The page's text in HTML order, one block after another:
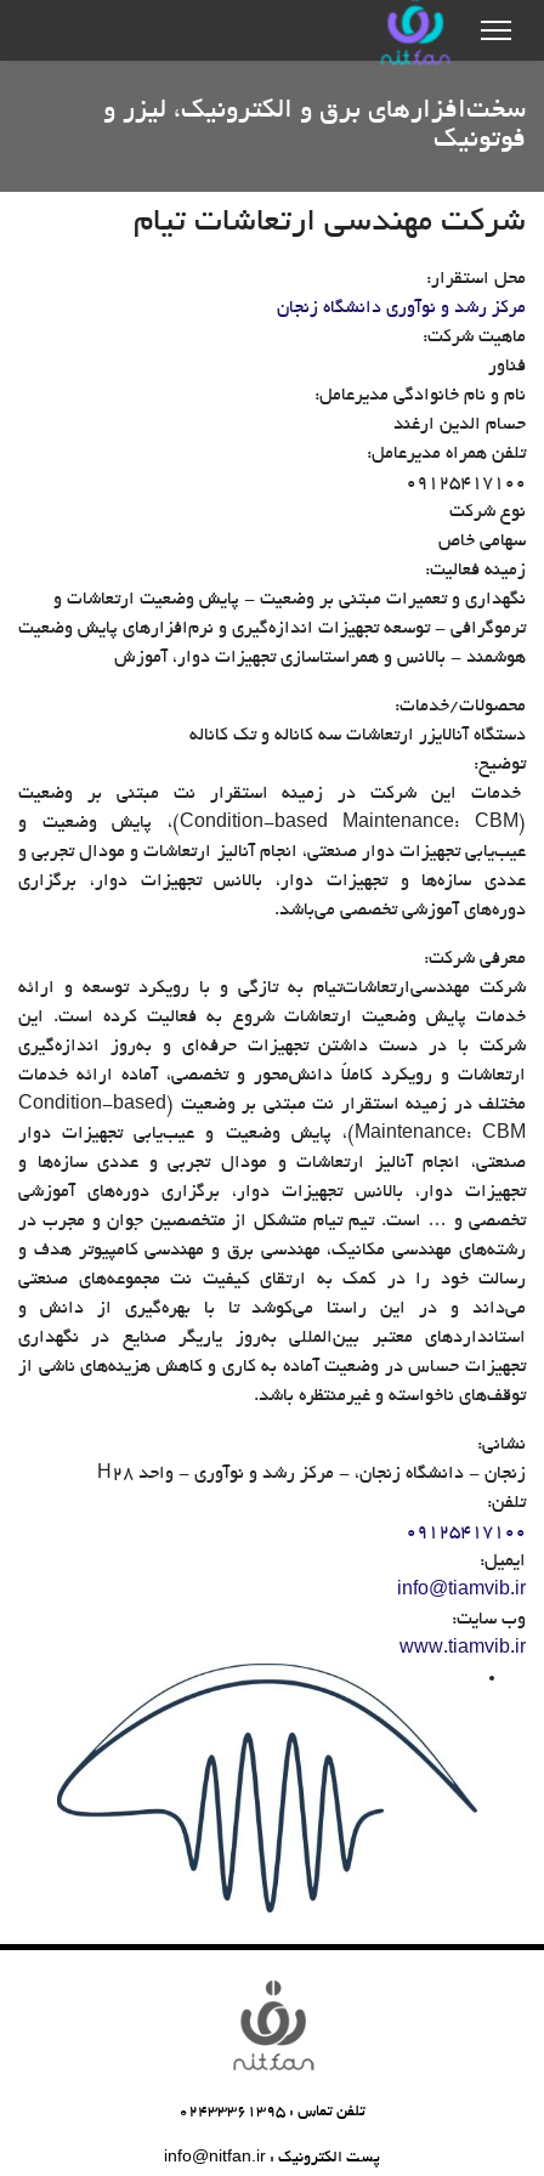
سخت‌افزارهای برق و الکترونیک، لیزر و
فوتونیک
شرکت مهندسی ارتعاشات تیام
محل استقرار:
مرکز رشد و نوآوری دانشگاه زنجان
ماهیت شرکت:
فناور
نام و نام خانوادگی مدیرعامل:
حسام الدین ارغند
تلفن همراه مدیرعامل:
۰۹۱۲۵۴۱۷۱۰۰
نوع شرکت
سهامی خاص
زمینه فعالیت:
نگهداری و تعمیرات مبتنی بر وضعیت - پایش وضعیت ارتعاشات و
ترموگرافی - توسعه تجهیزات اندازه‌گیری و نرم‌افزارهای پایش وضعیت
هوشمند - بالانس و همراستاسازی تجهیزات دوار، آموزش
محصولات/خدمات:
دستگاه آنالایزر ارتعاشات سه کاناله و تک کاناله
توضیح:
خدمات این شرکت در زمینه استقرار نت مبتنی بر وضعیت
(Condition-based Maintenance: CBM)، پایش وضعیت و
عیب‌یابی تجهیزات دوار صنعتی، انجام آنالیز ارتعاشات و مودال تجربی و
عددی سازه‌ها و تجهیزات دوار، بالانس تجهیزات دوار، برگزاری
دوره‌های آموزشی تخصصی می‌باشد.
معرفی شرکت:
شرکت مهندسی‌ارتعاشات‌تیام به تازگی و با رویکرد توسعه و ارائه
خدمات پایش وضعیت ارتعاشات شروع به فعالیت کرده است. این
شرکت با در دست داشتن تجهیزات حرفه‌ای و به‌روز اندازه‌گیری
ارتعاشات و رویکرد کاملاً دانش‌محور و تخصصی، آماده ارائه خدمات
مختلف در زمینه استقرار نت مبتنی بر وضعیت (Condition-based
Maintenance: CBM)، پایش وضعیت و عیب‌یابی تجهیزات دوار
صنعتی، انجام آنالیز ارتعاشات و مودال تجربی و عددی سازه‌ها و
تجهیزات دوار، بالانس تجهیزات دوار، برگزاری دوره‌های آموزشی
تخصصی و … است. تیم تیام متشکل از متخصصین جوان و مجرب در
رشته‌های مهندسی مکانیک، مهندسی برق و مهندسی کامپیوتر هدف و
رسالت خود را در کمک به ارتقای کیفیت نت مجموعه‌های صنعتی
می‌داند و در این راستا می‌کوشد تا با بهره‌گیری از دانش و
استانداردهای معتبر بین‌المللی به‌روز یاریگر صنایع در نگهداری
تجهیزات حساس در وضعیت آماده به کاری و کاهش هزینه‌های ناشی از
توقف‌های ناخواسته و غیرمنتظره باشد.
نشانی:
زنجان - دانشگاه زنجان، - مرکز رشد و نوآوری - واحد H28
تلفن:
۰۹۱۲۵۴۱۷۱۰۰
ایمیل:
info@tiamvib.ir
وب سایت:
www.tiamvib.ir
تلفن تماس : 02433361395
پست الکترونیک : info@nitfan.ir